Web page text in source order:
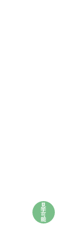
見
学
可
能